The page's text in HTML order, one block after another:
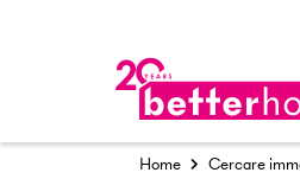
Home Cercare